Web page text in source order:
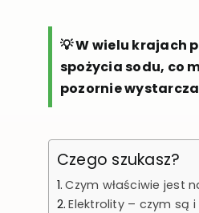
💡 W wielu krajach
spożycia sodu, co
pozornie
Czego szukasz?
Czym właściwie jest
Elektrolity – czym są